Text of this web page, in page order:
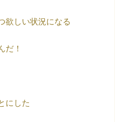
しい状況になる
だ！
にした